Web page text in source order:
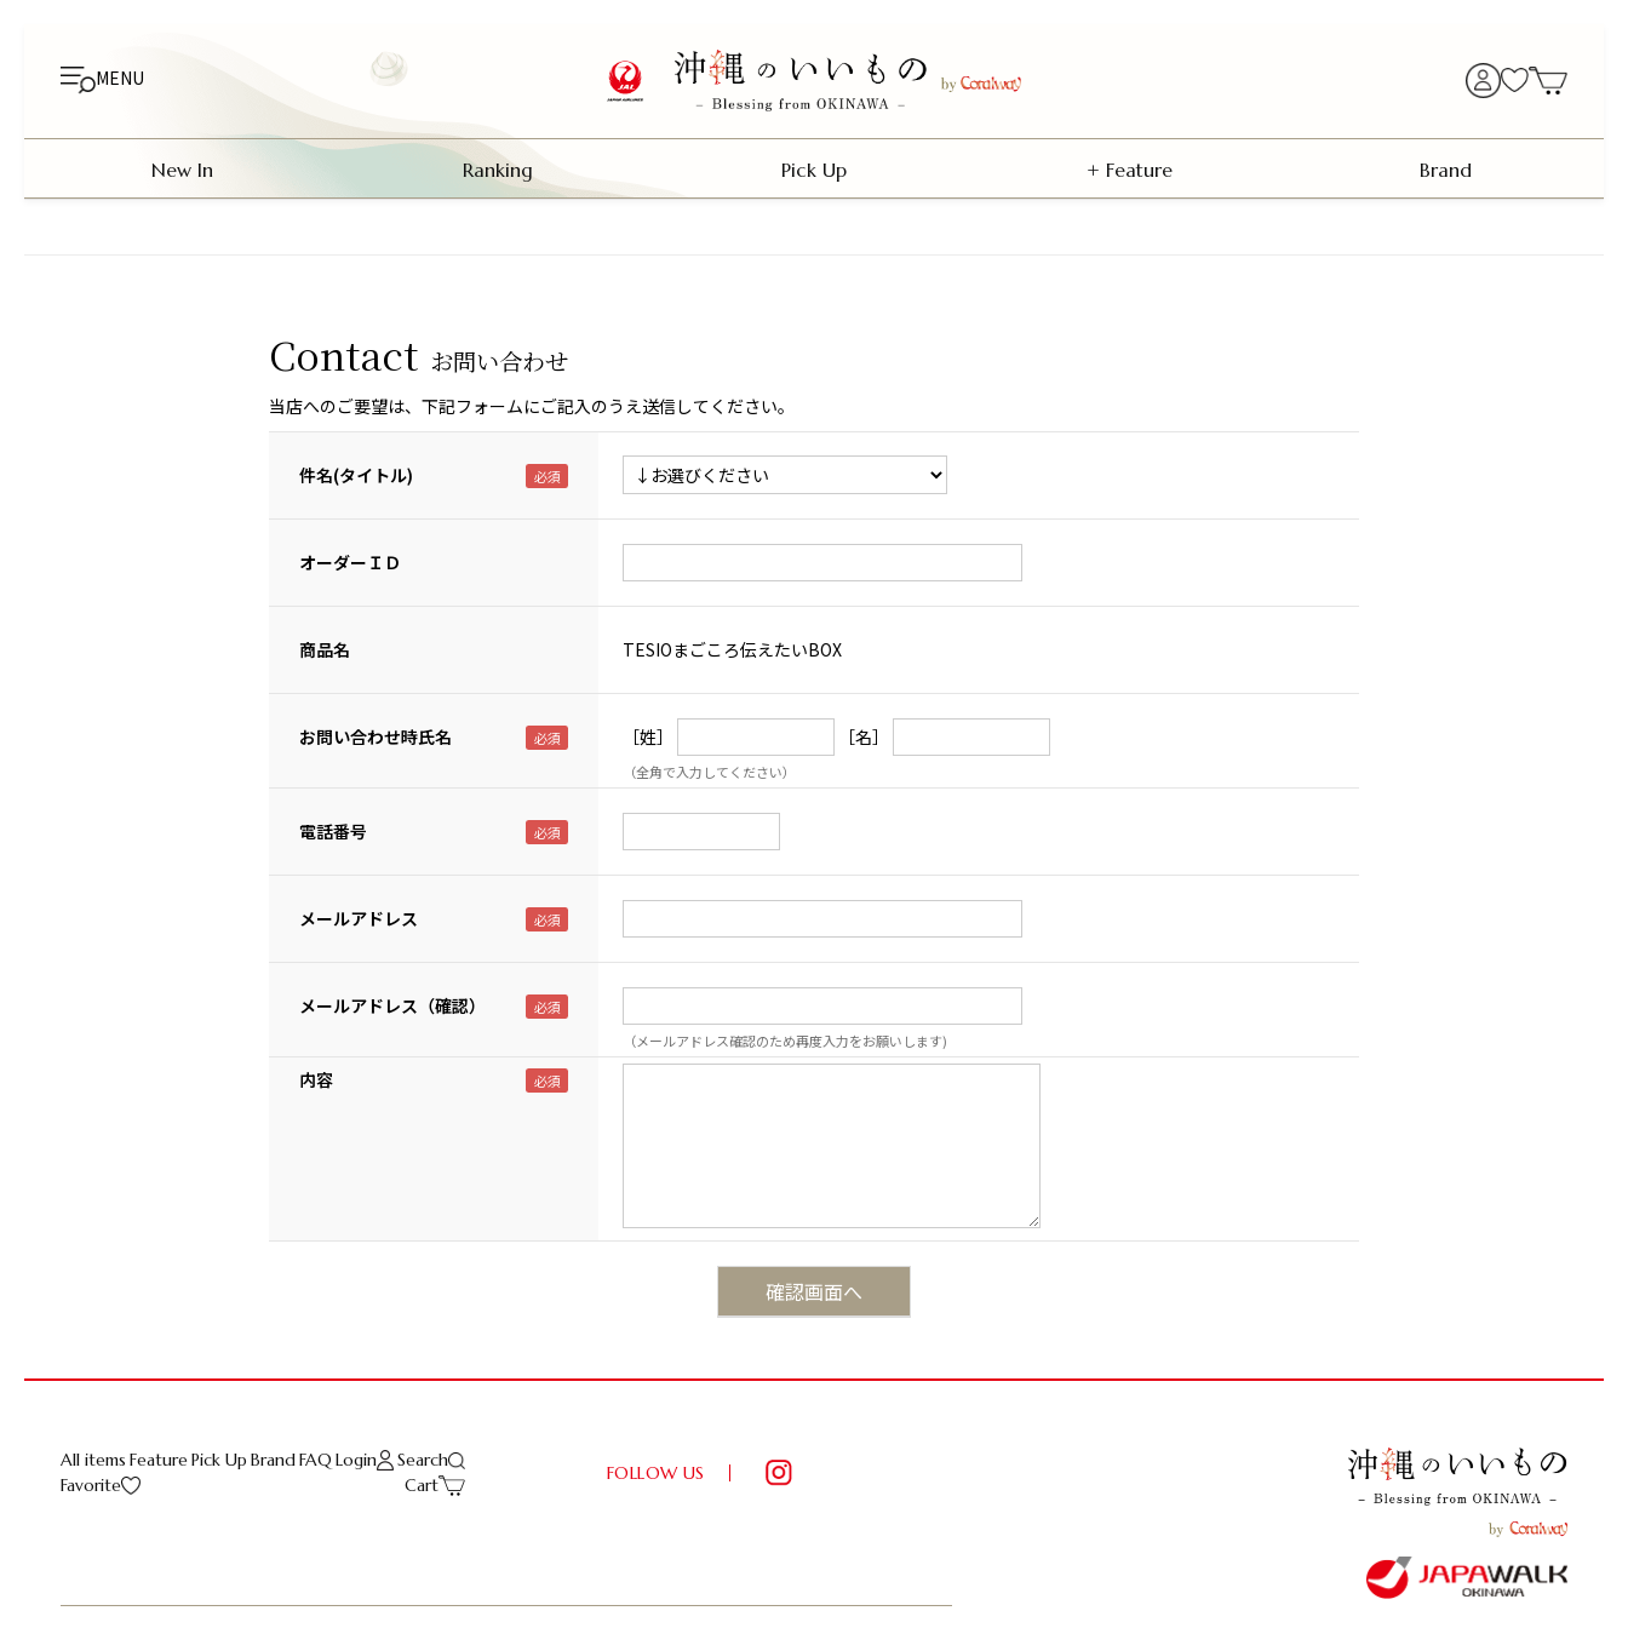
MENU
New In Ranking Pick Up + Feature Brand
Contact お問い合わせ
当店へのご要望は、下記フォームにご記入のうえ送信してください。
件名(タイトル)
オーダーＩＤ
商品名 TESIOまごころ伝えたいBOX
お問い合わせ時氏名 ［姓］ ［名］
（全角で入力してください）
電話番号
メールアドレス
メールアドレス（確認）
（メールアドレス確認のため再度入力をお願いします)
内容
All items FeaturePick Up BrandFAQ Login
Search
Favorite
Cart
FOLLOW US